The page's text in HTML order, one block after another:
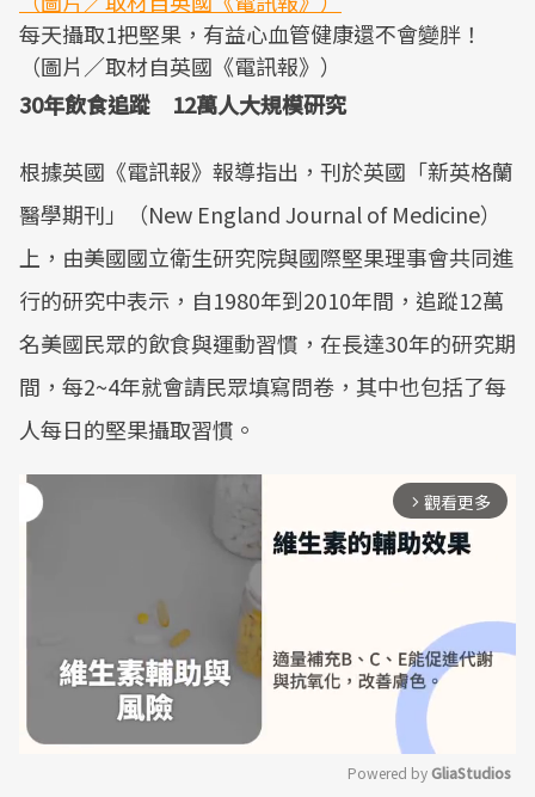
每天攝取1把堅果，有益心血管健康還不會變胖！
（圖片／取材自英國《電訊報》）
30年飲食追蹤 12萬人大規模研究
根據英國《電訊報》報導指出，刊於英國「新英格蘭
醫學期刊」（New England Journal of Medicine）
上，由美國國立衛生研究院與國際堅果理事會共同進
行的研究中表示，自1980年到2010年間，追蹤12萬
名美國民眾的飲食與運動習慣，在長達30年的研究期
間，每2~4年就會請民眾填寫問卷，其中也包括了每
人每日的堅果攝取習慣。
arrow_forward_ios 觀看更多
Powered by GliaStudios